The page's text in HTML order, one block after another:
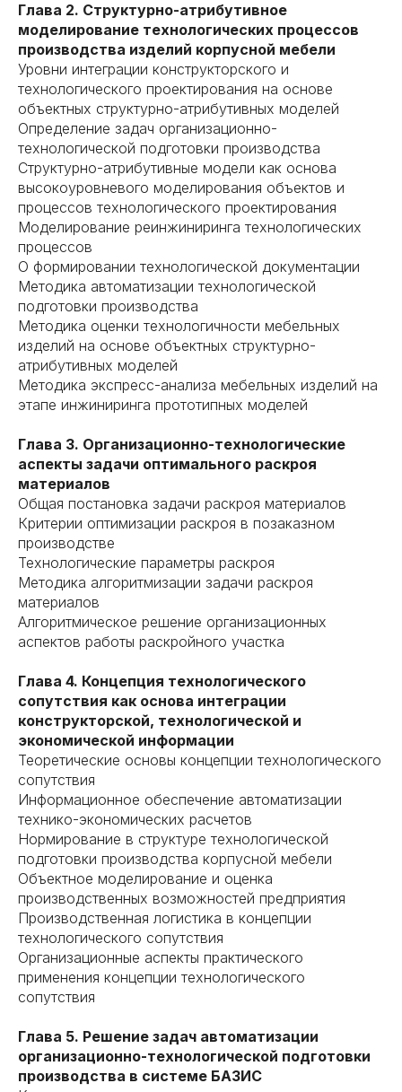
Глава 2. Структурно-атрибутивное
моделирование технологических процессов
производства изделий корпусной мебели
Уровни интеграции конструкторского и
технологического проектирования на основе
объектных структурно-атрибутивных моделей
Определение задач организационно-
технологической подготовки производства
Структурно-атрибутивные модели как основа
высокоуровневого моделирования объектов и
процессов технологического проектирования
Моделирование реинжиниринга технологических
процессов
О формировании технологической документации
Методика автоматизации технологической
подготовки производства
Методика оценки технологичности мебельных
изделий на основе объектных структурно-
атрибутивных моделей
Методика экспресс-анализа мебельных изделий на
этапе инжиниринга прототипных моделей
Глава 3. Организационно-технологические
аспекты задачи оптимального раскроя
материалов
Общая постановка задачи раскроя материалов
Критерии оптимизации раскроя в позаказном
производстве
Технологические параметры раскроя
Методика алгоритмизации задачи раскроя
материалов
Алгоритмическое решение организационных
аспектов работы раскройного участка
Глава 4. Концепция технологического
сопутствия как основа интеграции
конструкторской, технологической и
экономической информации
Теоретические основы концепции технологического
сопутствия
Информационное обеспечение автоматизации
технико-экономических расчетов
Нормирование в структуре технологической
подготовки производства корпусной мебели
Объектное моделирование и оценка
производственных возможностей предприятия
Производственная логистика в концепции
технологического сопутствия
Организационные аспекты практического
применения концепции технологического
сопутствия
Глава 5. Решение задач автоматизации
организационно-технологической подготовки
производства в системе БАЗИС